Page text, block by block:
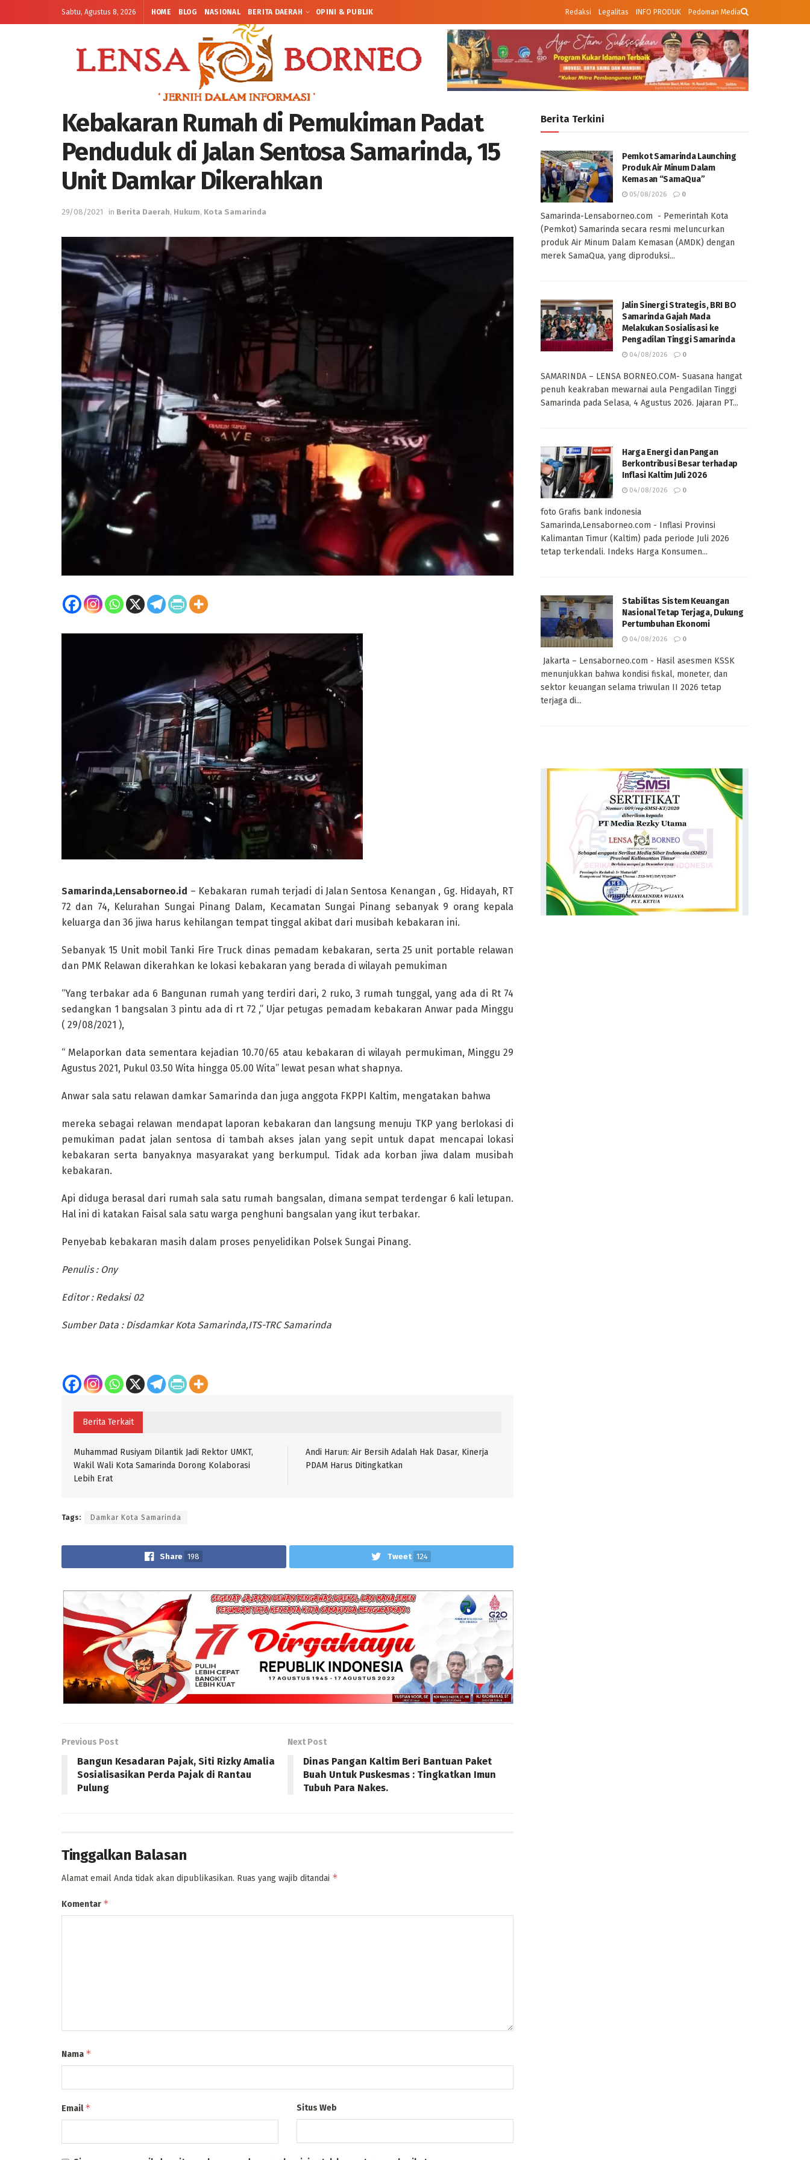
Sabtu, Agustus 8, 2026 HOME BLOG NASIONAL BERITA DAERAH OPINI & PUBLIK Redaksi Legalitas INFO PRODUK Pedoman Media
Kebakaran Rumah di Pemukiman Padat
Penduduk di Jalan Sentosa Samarinda, 15
Unit Damkar Dikerahkan
29/08/2021 in Berita Daerah, Hukum, Kota Samarinda
Samarinda,Lensaborneo.id – Kebakaran rumah terjadi di Jalan Sentosa Kenangan , Gg. Hidayah, RT
72 dan 74, Kelurahan Sungai Pinang Dalam, Kecamatan Sungai Pinang sebanyak 9 orang kepala
keluarga dan 36 jiwa harus kehilangan tempat tinggal akibat dari musibah kebakaran ini.
Sebanyak 15 Unit mobil Tanki Fire Truck dinas pemadam kebakaran, serta 25 unit portable relawan
dan PMK Relawan dikerahkan ke lokasi kebakaran yang berada di wilayah pemukiman
“Yang terbakar ada 6 Bangunan rumah yang terdiri dari, 2 ruko, 3 rumah tunggal, yang ada di Rt 74
sedangkan 1 bangsalan 3 pintu ada di rt 72 ,” Ujar petugas pemadam kebakaran Anwar pada Minggu
( 29/08/2021 ),
“ Melaporkan data sementara kejadian 10.70/65 atau kebakaran di wilayah permukiman, Minggu 29
Agustus 2021, Pukul 03.50 Wita hingga 05.00 Wita” lewat pesan what shapnya.
Anwar sala satu relawan damkar Samarinda dan juga anggota FKPPI Kaltim, mengatakan bahwa
mereka sebagai relawan mendapat laporan kebakaran dan langsung menuju TKP yang berlokasi di
pemukiman padat jalan sentosa di tambah akses jalan yang sepit untuk dapat mencapai lokasi
kebakaran serta banyaknya masyarakat yang berkumpul. Tidak ada korban jiwa dalam musibah
kebakaran.
Api diduga berasal dari rumah sala satu rumah bangsalan, dimana sempat terdengar 6 kali letupan.
Hal ini di katakan Faisal sala satu warga penghuni bangsalan yang ikut terbakar.
Penyebab kebakaran masih dalam proses penyelidikan Polsek Sungai Pinang.
Penulis : Ony
Editor : Redaksi 02
Sumber Data : Disdamkar Kota Samarinda,ITS-TRC Samarinda
Berita Terkait
Muhammad Rusiyam Dilantik Jadi Rektor UMKT,
Wakil Wali Kota Samarinda Dorong Kolaborasi
Lebih Erat
Andi Harun: Air Bersih Adalah Hak Dasar, Kinerja
PDAM Harus Ditingkatkan
Tags: Damkar Kota Samarinda
Share 198 Tweet 124
Previous Post
Bangun Kesadaran Pajak, Siti Rizky Amalia
Sosialisasikan Perda Pajak di Rantau
Pulung
Next Post
Dinas Pangan Kaltim Beri Bantuan Paket
Buah Untuk Puskesmas : Tingkatkan Imun
Tubuh Para Nakes.
Tinggalkan Balasan
Alamat email Anda tidak akan dipublikasikan. Ruas yang wajib ditandai *
Komentar *
Nama *
Email* Situs Web
Berita Terkini
Pemkot Samarinda Launching
Produk Air Minum Dalam
Kemasan “SamaQua”
05/08/2026 0
Samarinda-Lensaborneo.com - Pemerintah Kota
(Pemkot) Samarinda secara resmi meluncurkan
produk Air Minum Dalam Kemasan (AMDK) dengan
merek SamaQua, yang diproduksi...
Jalin Sinergi Strategis, BRI BO
Samarinda Gajah Mada
Melakukan Sosialisasi ke
Pengadilan Tinggi Samarinda
04/08/2026 0
SAMARINDA – LENSA BORNEO.COM- Suasana hangat
penuh keakraban mewarnai aula Pengadilan Tinggi
Samarinda pada Selasa, 4 Agustus 2026. Jajaran PT...
Harga Energi dan Pangan
Berkontribusi Besar terhadap
Inflasi Kaltim Juli 2026
04/08/2026 0
foto Grafis bank indonesia
Samarinda,Lensaborneo.com - Inflasi Provinsi
Kalimantan Timur (Kaltim) pada periode Juli 2026
tetap terkendali. Indeks Harga Konsumen...
Stabilitas Sistem Keuangan
Nasional Tetap Terjaga, Dukung
Pertumbuhan Ekonomi
04/08/2026 0
Jakarta – Lensaborneo.com - Hasil asesmen KSSK
menunjukkan bahwa kondisi fiskal, moneter, dan
sektor keuangan selama triwulan II 2026 tetap
terjaga di...